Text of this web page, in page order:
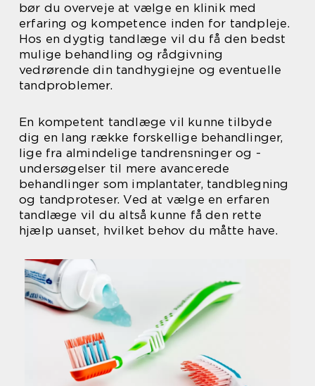
bør du overveje at vælge en klinik med
erfaring og kompetence inden for tandpleje.
Hos en dygtig tandlæge vil du få den bedst
mulige behandling og rådgivning
vedrørende din tandhygiejne og eventuelle
tandproblemer.
En kompetent tandlæge vil kunne tilbyde
dig en lang række forskellige behandlinger,
lige fra almindelige tandrensninger og -
undersøgelser til mere avancerede
behandlinger som implantater, tandblegning
og tandproteser. Ved at vælge en erfaren
tandlæge vil du altså kunne få den rette
hjælp uanset, hvilket behov du måtte have.